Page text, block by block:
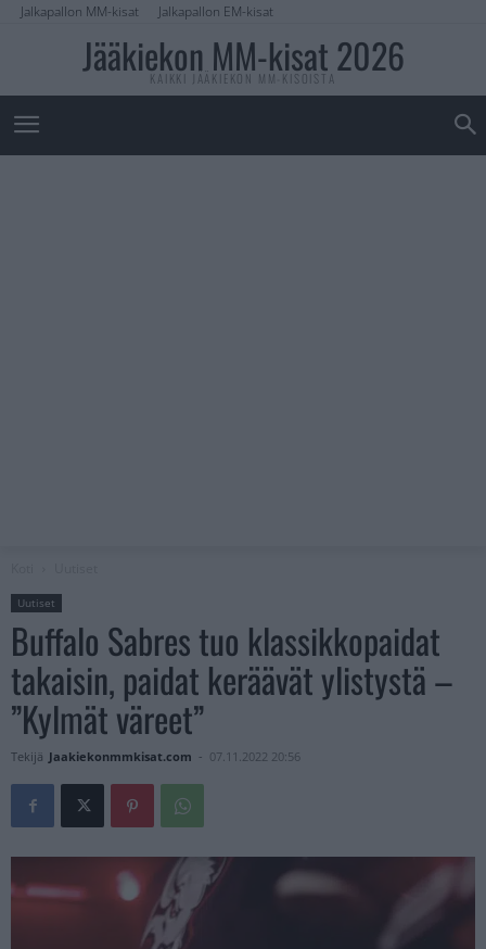
Jalkapallon MM-kisat Jalkapallon EM-kisat
Jääkiekon MM-kisat 2026
KAIKKI JÄÄKIEKON MM-KISOISTA
Uutiset
Buffalo Sabres tuo klassikkopaidat
takaisin, paidat keräävät ylistystä –
”Kylmät väreet”
Tekijä Jaakiekonmmkisat.com - 07.11.2022 20:56